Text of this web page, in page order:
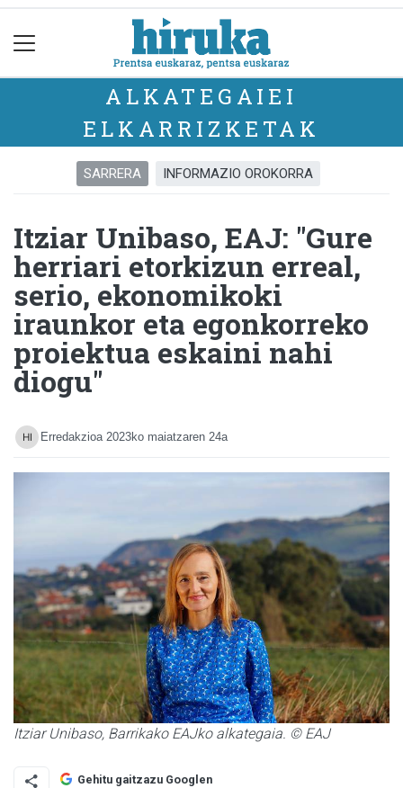
ALKATEGAIEI
ELKARRIZKETAK
SARRERA INFORMAZIO OROKORRA
Itziar Unibaso, EAJ: "Gure
herriari etorkizun erreal,
serio, ekonomikoki
iraunkor eta egonkorreko
proiektua eskaini nahi
diogu"
Erredakzioa 2023ko maiatzaren 24a
Itziar Unibaso, Barrikako EAJko alkategaia. © EAJ
Gehitu gaitzazu Googlen